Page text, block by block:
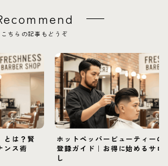
こちらの記事もどうぞ
とは？賢
ンス術
ホットペッパービューティーの
登録ガイド｜お得に始めるサロ
し